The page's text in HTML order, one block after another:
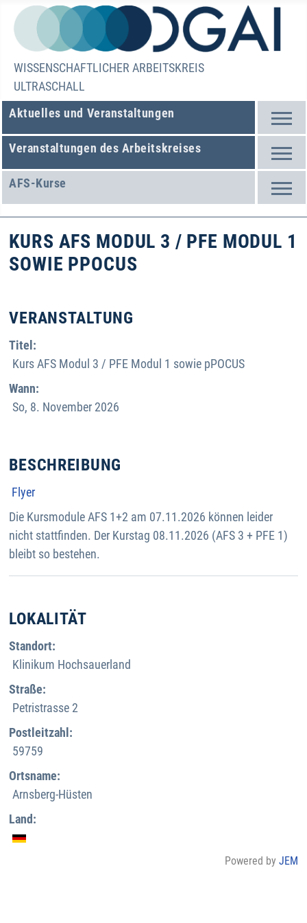
WISSENSCHAFTLICHER ARBEITSKREIS
ULTRASCHALL
Aktuelles und Veranstaltungen
Veranstaltungen des Arbeitskreises
AFS-Kurse
KURS AFS MODUL 3 / PFE MODUL 1
SOWIE PPOCUS
VERANSTALTUNG
Titel:
Kurs AFS Modul 3 / PFE Modul 1 sowie pPOCUS
Wann:
So, 8. November 2026
BESCHREIBUNG
Flyer
Die Kursmodule AFS 1+2 am 07.11.2026 können leider
nicht stattfinden. Der Kurstag 08.11.2026 (AFS 3 + PFE 1)
bleibt so bestehen.
LOKALITÄT
Standort:
Klinikum Hochsauerland
Straße:
Petristrasse 2
Postleitzahl:
59759
Ortsname:
Arnsberg-Hüsten
Land:
Powered by JEM